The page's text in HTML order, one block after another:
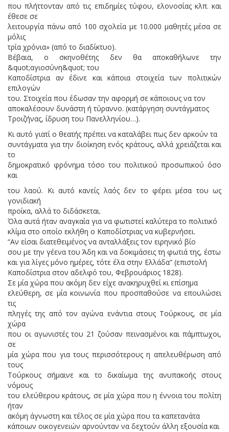
που πλήττονταν από τις επιδημίες τύφου, ελονοσίας κλπ. και
έθεσε σε
λειτουργία πάνω από 100 σχολεία με 10.000 μαθητές μέσα σε
μόλις
τρία χρόνια» (από το διαδίκτυο).
Βέβαια, ο σκηνοθέτης δεν θα αποκαθήλωνε την
&quot;αγιοσύνη&quot; του
Καποδίστρια αν έδινε και κάποια στοιχεία των πολιτικών
επιλογών
του. Στοιχεία που έδωσαν την αφορμή σε κάποιους να τον
αποκαλέσουν δυνάστη ή τύραννο. (κατάργηση συντάγματος
Τροιζήνας, ίδρυση του Πανελληνίου…).
Κι αυτό γιατί ο θεατής πρέπει να καταλάβει πως δεν αρκούν τα
συντάγματα για την διοίκηση ενός κράτους, αλλά χρειάζεται και
το
δημοκρατικό φρόνημα τόσο του πολιτικού προσωπικού όσο
και
του λαού. Κι αυτό κανείς λαός δεν το φέρει μέσα του ως
γονιδιακή
προίκα, αλλά το διδάσκεται.
Όλα αυτά ήταν αναγκαία για να φωτιστεί καλύτερα το πολιτικό
κλίμα στο οποίο εκλήθη ο Καποδίστριας να κυβερνήσει.
“Αν είσαι διατεθειμένος να ανταλλάξεις τον ειρηνικό βίο
σου με την γέενα του Άδη και να δοκιμάσεις τη φωτιά της, έστω
και για λίγες μόνο ημέρες, τότε έλα στην Ελλάδα” (επιστολή
Καποδίστρια στον αδελφό του, Φεβρουάριος 1828).
Σε μία χώρα που ακόμη δεν είχε ανακηρυχθεί κι επίσημα
ελεύθερη, σε μία κοινωνία που προσπαθούσε να επουλώσει
τις
πληγές της από τον αγώνα ενάντια στους Τούρκους, σε μία
χώρα
που οι αγωνιστές του 21 ζούσαν πεινασμένοι και πάμπτωχοι,
σε
μία χώρα που για τους περισσότερους η απελευθέρωση από
τους
Τούρκους σήμαινε και το δικαίωμα της ανυπακοής στους
νόμους
του ελεύθερου κράτους, σε μία χώρα που η έννοια του πολίτη
ήταν
ακόμη άγνωστη και τέλος σε μία χώρα που τα καπετανάτα
κάποιων οικογενειών αρνούνταν να δεχτούν άλλη εξουσία και